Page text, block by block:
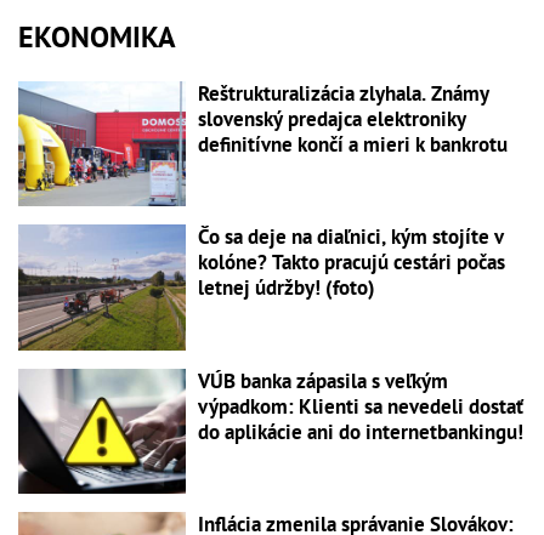
EKONOMIKA
Reštrukturalizácia zlyhala. Známy
slovenský predajca elektroniky
definitívne končí a mieri k bankrotu
Čo sa deje na diaľnici, kým stojíte v
kolóne? Takto pracujú cestári počas
letnej údržby! (foto)
VÚB banka zápasila s veľkým
výpadkom: Klienti sa nevedeli dostať
do aplikácie ani do internetbankingu!
Inflácia zmenila správanie Slovákov: